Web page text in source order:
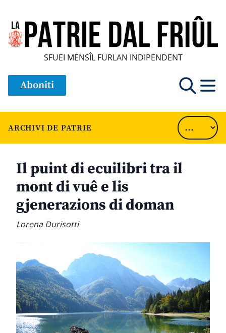
SFUEI MENSÎL FURLAN INDIPENDENT
Aboniti
ARCHIVI DE PATRIE
Il puint di ecuilibri tra il
mont di vuê e lis
gjenerazions di doman
Lorena Durisotti